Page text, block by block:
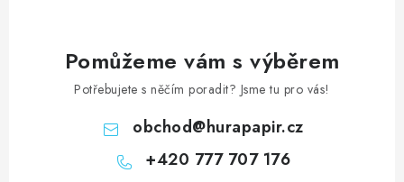
Pomůžeme vám s výběrem
Potřebujete s něčím poradit? Jsme tu pro vás!
obchod@hurapapir.cz
+420 777 707 176